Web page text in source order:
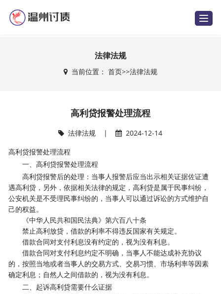
T
o
法律法规
当前位置： 首页>>法律法规
高利贷报警处理流程
法律法规 |
2024-12-14
高利贷报警处理流程
一、高利贷报警处理流程
高利贷报警后的处理：当事人报警后应当出示相关证据佐证遭
遇高利贷，另外，依据相关法律的规定，高利贷是属于民事纠纷，
公安机关是不受理民事纠纷的，当事人可以通过诉讼的方式维护自
己的权益。
《中华人民共和国民法典》第六百八十条
禁止高利放贷，借款的利率不得违反国家有关规定。
借款合同对支付利息没有约定的，视为没有利息。
借款合同对支付利息约定不明确，当事人不能达成补充协议
的，按照当地或者当事人的交易方式、交易习惯、市场利率等因素
确定利息；自然人之间借款的，视为没有利息。
二、起诉高利贷需要什么证据